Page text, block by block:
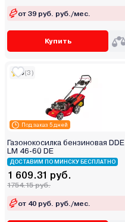
от 39 руб. руб./мес.
Купить
Под заказ 5 дней
5(3)
Газонокосилка бензиновая DDE
LM 46-60 DE
ДОСТАВИМ ПО МИНСКУ БЕСПЛАТНО
1 609.31 руб.
1754.15 руб.
от 40 руб. руб./мес.